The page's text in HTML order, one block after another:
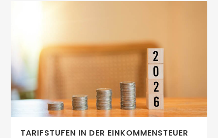
TARIFSTUFEN IN DER EINKOMMENSTEUER